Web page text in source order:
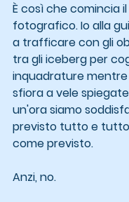
È così che comincia
fotografico. Io alla
a trafficare con gli
tra gli iceberg per
inquadrature mentre
sfiora a vele
un'ora siamo
previsto tutto e
come previsto.
Anzi, no.